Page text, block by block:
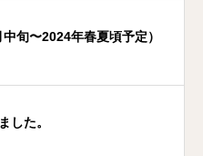
旬〜2024年春夏頃予定）
した。